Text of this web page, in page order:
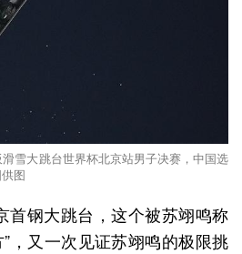
雪大跳台世界杯北京站男子决赛，中国选
图
首钢大跳台，这个被苏翊鸣称
，又一次见证苏翊鸣的极限挑